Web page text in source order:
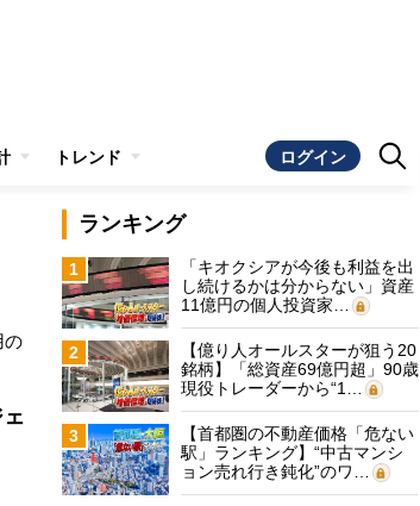
トレンド ログイン
の
ランキング
1
「キオクシアが今後も利益を出
し続けるかは分からない」資産
11億円の個人投資家…
2
【億り人オールスターが狙う20
銘柄】「総資産69億円超」90歳
現役トレーダーから“1…
3
【首都圏の不動産価格「危ない
駅」ランキング】“中古マンシ
ョン売れ行き鈍化”のワ…